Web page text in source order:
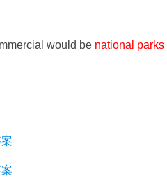
would be national parks